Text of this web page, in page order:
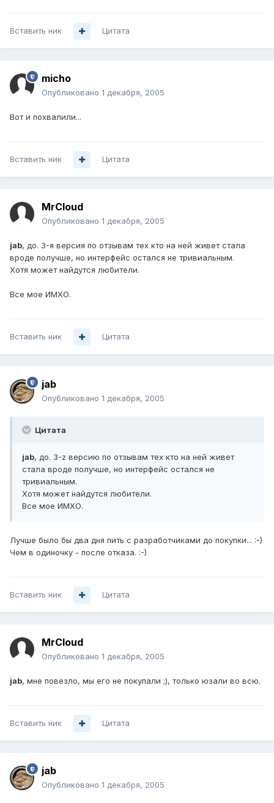
Вставить ник Цитата
micho
Опубликовано 1 декабря, 2005
Вот и похвалили...
Вставить ник Цитата
MrCloud
Опубликовано 1 декабря, 2005
jab, до. 3-я версия по отзывам тех кто на ней живет стала
вроде получше, но интерфейс остался не тривиальным.
Хотя может найдутся любители.
Все мое ИМХО.
Вставить ник Цитата
jab
Опубликовано 1 декабря, 2005
Цитата
jab, до. 3-z версию по отзывам тех кто на ней живет
стала вроде получше, но интерфейс остался не
тривиальным.
Хотя может найдутся любители.
Все мое ИМХО.
Лучше было бы два дня пить с разработчиками до покупки... :-)
Чем в одиночку - после отказа. :-)
Вставить ник Цитата
MrCloud
Опубликовано 1 декабря, 2005
jab, мне повезло, мы его не покупали ;), только юзали во всю.
Вставить ник Цитата
jab
Опубликовано 1 декабря, 2005